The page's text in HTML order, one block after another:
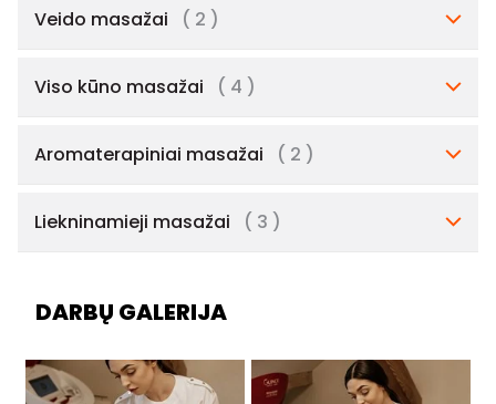
Veido masažai ( 2 )
Viso kūno masažai ( 4 )
Aromaterapiniai masažai ( 2 )
Liekninamieji masažai ( 3 )
DARBŲ GALERIJA